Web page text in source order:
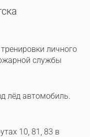
личного
службы
лёд автомобиль.
10, 81, 83 в